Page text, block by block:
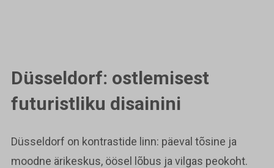
Düsseldorf: ostlemisest
futuristliku disainini
Düsseldorf on kontrastide linn: päeval tõsine ja
moodne ärikeskus, öösel lõbus ja vilgas peokoht.